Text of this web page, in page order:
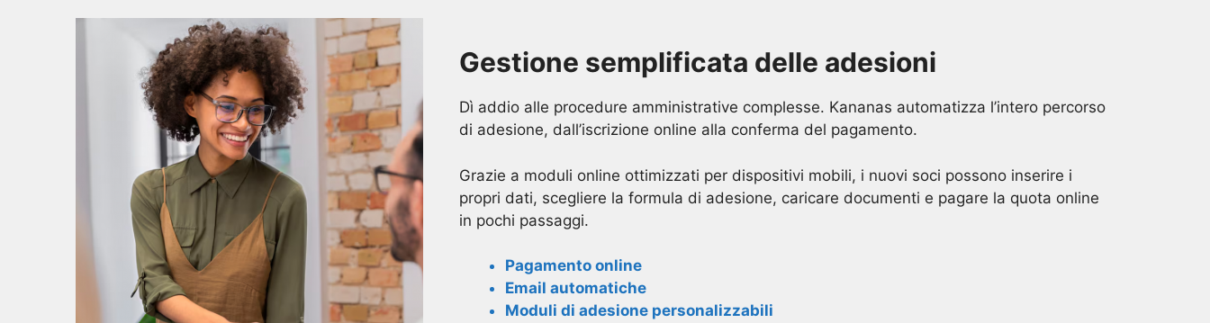
Gestione semplificata delle adesioni
Dì addio alle procedure amministrative complesse. Kananas automatizza l’intero percorso
di adesione, dall’iscrizione online alla conferma del pagamento.
Grazie a moduli online ottimizzati per dispositivi mobili, i nuovi soci possono inserire i
propri dati, scegliere la formula di adesione, caricare documenti e pagare la quota online
in pochi passaggi.
Pagamento online
Email automatiche
Moduli di adesione personalizzabili